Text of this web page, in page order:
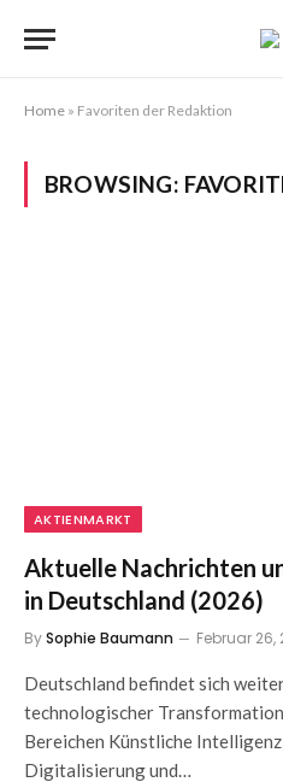
Home » Favoriten der Redaktion
BROWSING:
AKTIENMARKT
Aktuelle Nachrichten
in Deutschland (2026)
BySophie Baumann Februar 26,
Deutschland befindet sich
technologischer
Bereichen Künstliche
Digitalisierung und…